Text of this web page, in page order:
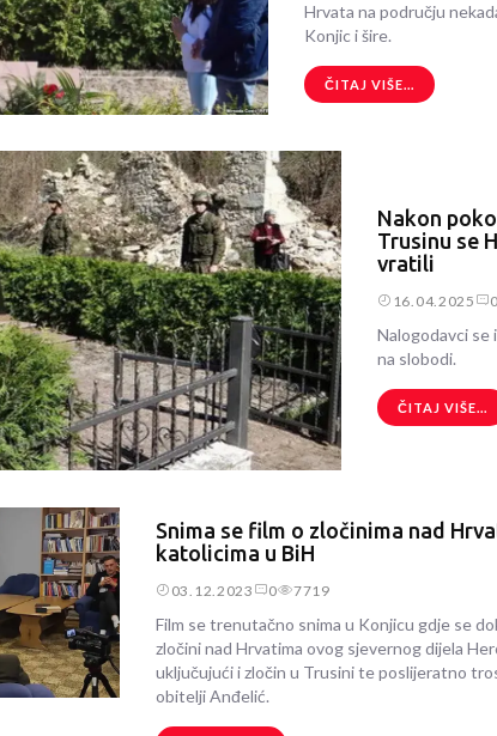
Hrvata na području
Konjic i šire.
ČITAJ VIŠE...
Nakon
Trusinu se
vratili
16.04.2025
Nalogodavci se
na slobodi.
ČITAJ VIŠE...
Snima se film o zločinima nad
katolicima u BiH
03.12.2023 0 7719
Film se trenutačno snima u Konjicu gdje se
zločini nad Hrvatima ovog sjevernog dijela
uključujući i zločin u Trusini te poslijeratno
obitelji Anđelić.